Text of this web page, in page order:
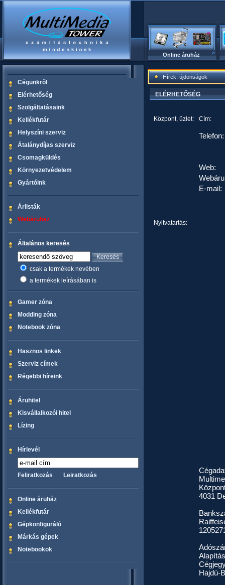
Online áruház
Cégünkről
Elérhetőség
Szolgáltatásaink
Kellékfutár
Helyszíni szerviz
Átalánydíjas szerviz
Csomagküldés
Környezetvédelem
Gyártóink
Árlisták
Webáruház
Általános keresés
csak a termékek nevében
a termékek leírásában is
Gamer zóna
Modding zóna
Notebook zóna
Hasznos linkek
Szerviz címek
Régebbi híreink
Áruhitel
Kisvállalkozói hitel
Lízing
Hírlevél
Feliratkozás Leiratkozás
Online áruház
Kellékfutár
Gépkonfiguráló
Márkás gépek
Notebookok
Hírek, újdonságok
ELÉRHETŐSÉG
Központ, üzlet: Cím:
Telefon:
Web:
E-mail:
Nyitvatartás:
4031
Hajdú-